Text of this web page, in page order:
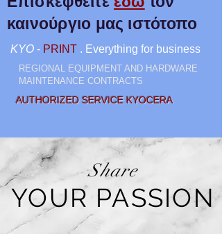
AUTHORIZED SERVICE KYOCERA
KYO - PRINT . Everything for business
REGIONAL EQUIPMENT AND HARDWARE
MAINTENANCE CONTRACTS
καινούργιο μας ιστότοπο
SALE AND
Share
YOUR PASSION